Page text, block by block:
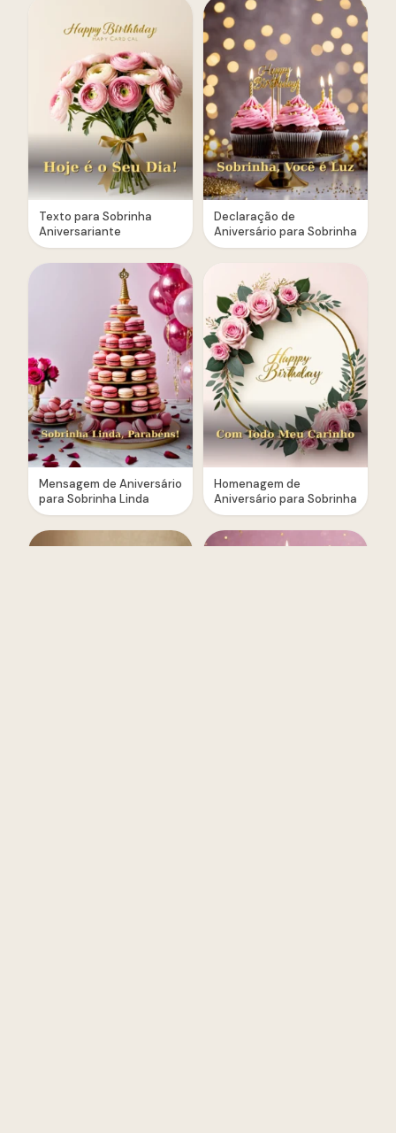
Texto para Sobrinha
Aniversariante
Mensagem de Aniversário
para Sobrinha Linda
Declaração de
Aniversário para Sobrinha
Homenagem de
Aniversário para Sobrinha